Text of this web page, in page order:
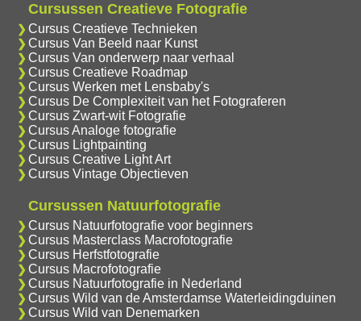
Cursussen Creatieve Fotografie
Cursus Creatieve Technieken
Cursus Van Beeld naar Kunst
Cursus Van onderwerp naar verhaal
Cursus Creatieve Roadmap
Cursus Werken met Lensbaby's
Cursus De Complexiteit van het Fotograferen
Cursus Zwart-wit Fotografie
Cursus Analoge fotografie
Cursus Lightpainting
Cursus Creative Light Art
Cursus Vintage Objectieven
Cursussen Natuurfotografie
Cursus Natuurfotografie voor beginners
Cursus Masterclass Macrofotografie
Cursus Herfstfotografie
Cursus Macrofotografie
Cursus Natuurfotografie in Nederland
Cursus Wild van de Amsterdamse Waterleidingduinen
Cursus Wild van Denemarken